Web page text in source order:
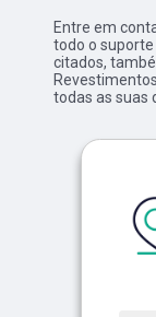
Entre em
todo o
citados,
todas as suas